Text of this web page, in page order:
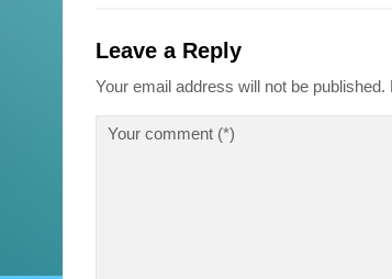
Leave a Reply
Your email address will not be published.